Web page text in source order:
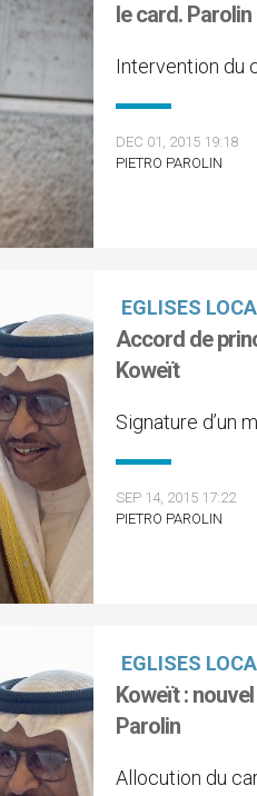
le card. Parolin
Intervention du
DEC 01, 2015 19:18
PIETRO PAROLIN
EGLISES
Accord de
Koweït
Signature d’un
SEP 14, 2015 17:22
PIETRO PAROLIN
EGLISES
Koweït :
Parolin
Allocution du